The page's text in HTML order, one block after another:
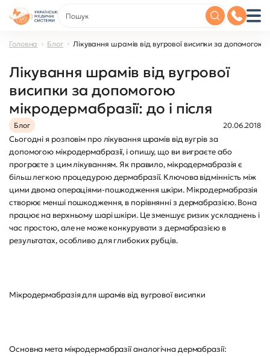
Головна Блог Лікування шрамів від вугрової висипки за допомогою
Лікування шрамів від вугрової
висипки за допомогою
мікродермабразії: до і після
Блог 20.06.2018
Сьогодні я розповім про лікування шрамів від вугрів за
допомогою мікродермабразії, і опишу, що ви виграєте або
програєте з цим лікуванням. Як правило, мікродермабразія є
більш легкою процедурою дермабразії. Ключова відмінність між
цими двома операціями-пошкодження шкіри. Мікродермабразія
створює менші пошкодження, в порівнянні з дермабразією. Вона
працює на верхньому шарі шкіри. Це зменшує ризик ускладнень і
час простою, але не може конкурувати з дермабразією в
результатах, особливо для глибоких рубців.
Мікродермабразія для шрамів від вугрової висипки
Основна мета мікродермабразії аналогічна дермабразії: